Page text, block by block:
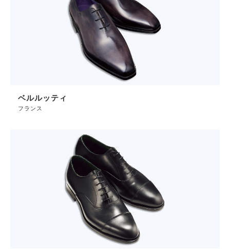
ベルルッティ
フランス